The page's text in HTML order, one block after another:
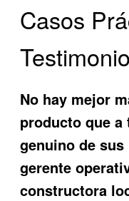
Casos
No hay mejor
producto que
genuino de
gerente
constructora